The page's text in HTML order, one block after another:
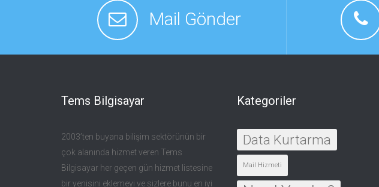
Mail Gönder
Tems Bilgisayar
2003’ten buyana bilişim sektörünün bir
çok alanında hizmet veren Tems
Bilgisayar her geçen gün hizmet listesine
bir yenisini eklemeyi ve sizlere bunu en iyi
Kategoriler
Data Kurtarma
Mail Hizmeti